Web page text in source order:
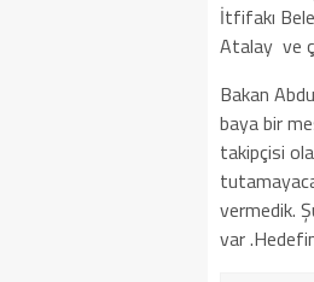
İtfifakı
Atalay ve
Bakan
baya bir
takipçisi
vermedik.
var